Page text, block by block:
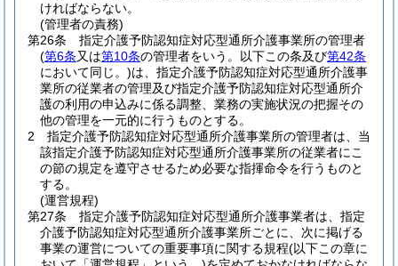
ければならない。
(管理者の責務)
第26条
指定介護予防認知症対応型通所介護事業所の管理者
(第6条又は第10条の管理者をいう。以下この条及び第42条
において同じ。)は、指定介護予防認知症対応型通所介護事
業所の従業者の管理及び指定介護予防認知症対応型通所介
護の利用の申込みに係る調整、業務の実施状況の把握その
他の管理を一元的に行うものとする。
2
指定介護予防認知症対応型通所介護事業所の管理者は、当
該指定介護予防認知症対応型通所介護事業所の従業者にこ
の節の規定を遵守させるため必要な指揮命令を行うものと
する。
(運営規程)
第27条
指定介護予防認知症対応型通所介護事業者は、指定
介護予防認知症対応型通所介護事業所ごとに、次に掲げる
事業の運営についての重要事項に関する規程(以下この章に